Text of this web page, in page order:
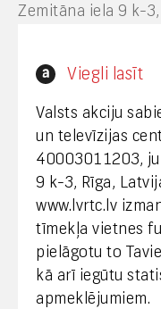
Viegli lasīt
Valsts akciju
un televīzijas
40003011203,
9 k-3, Rīga,
www.lvrtc.lv
tīmekļa vietnes
pielāgotu to
kā arī iegūtu
apmeklējumiem.
Zemitāna iela 9 k-
Interneta vietnes
Klientu
+371 67108787
Medijiem